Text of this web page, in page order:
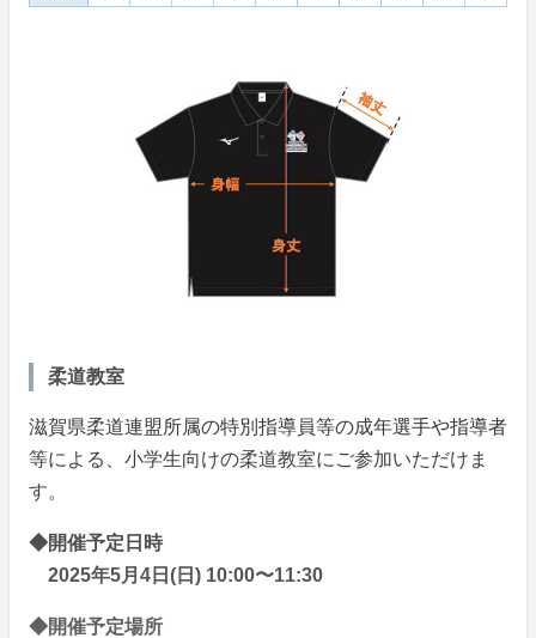
柔道教室
滋賀県柔道連盟所属の特別指導員等の成年選手や指導者
等による、小学生向けの柔道教室にご参加いただけま
す。
◆開催予定日時
2025年5月4日(日) 10:00〜11:30
◆開催予定場所